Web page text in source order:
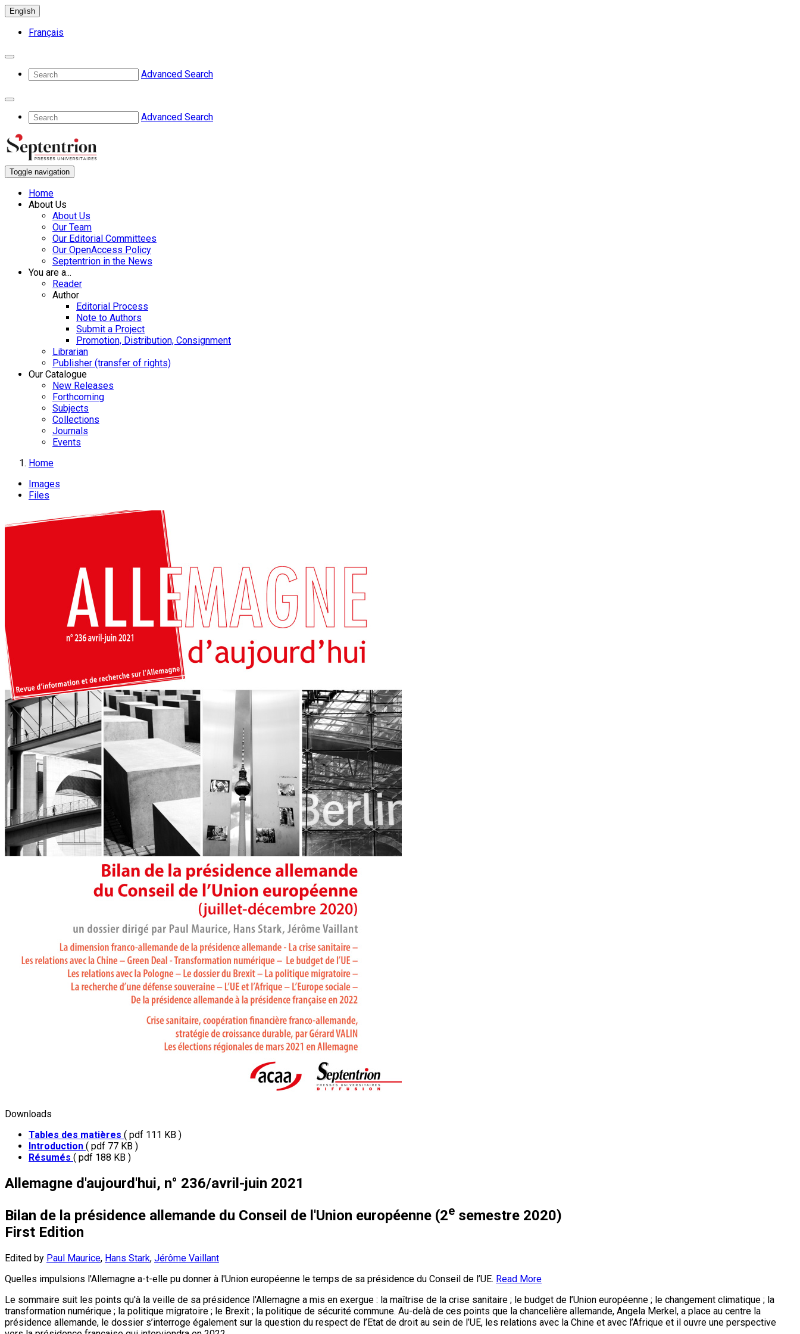
English
Français
Advanced Search
Advanced Search
Toggle navigation
Home
About Us
About Us
Our Team
Our Editorial Committees
Our OpenAccess Policy
Septentrion in the News
You are a...
Reader
Author
Editorial Process
Note to Authors
Submit a Project
Promotion, Distribution, Consignment
Librarian
Publisher (transfer of rights)
Our Catalogue
New Releases
Forthcoming
Subjects
Collections
Journals
Events
Home
Images
Files
Downloads
Tables des matières ( pdf 111 KB )
Introduction ( pdf 77 KB )
Résumés ( pdf 188 KB )
Allemagne d'aujourd'hui, n° 236/avril-juin 2021
Bilan de la présidence allemande du Conseil de l'Union européenne (2e semestre 2020)
First Edition
Edited by Paul Maurice, Hans Stark, Jérôme Vaillant
Quelles impulsions l'Allemagne a-t-elle pu donner à l'Union européenne le temps de sa présidence du Conseil de l’UE. Read More
Le sommaire suit les points qu'à la veille de sa présidence l'Allemagne a mis en exergue : la maîtrise de la crise sanitaire ; le budget de l’Union européenne ; le changement climatique ; la
transformation numérique ; la politique migratoire ; le Brexit ; la politique de sécurité commune. Au-delà de ces points que la chancelière allemande, Angela Merkel, a place au centre la
présidence allemande, le dossier s’interroge également sur la question du respect de l’Etat de droit au sein de l’UE, les relations avec la Chine et avec l’Afrique et il ouvre une perspective